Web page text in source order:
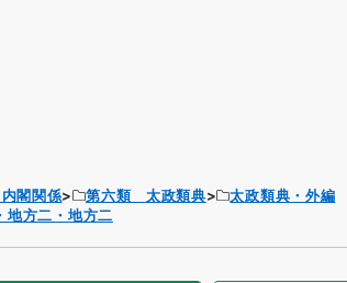
閣関係 第六類 太政類典
太政類典・外編
地方二・地方二